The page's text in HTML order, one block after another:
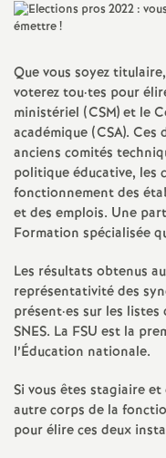
Que vous soyez
voterez tou·tes pour
ministériel (CSM) et le
académique (CSA). Ces
anciens comités
politique éducative, les
fonctionnement des
et des emplois. Une
Formation spécialisée
Les résultats obtenus au
représentativité des
présent·es sur les listes
SNES. La FSU est la
l’Éducation nationale.
Si vous êtes stagiaire et
autre corps de la
pour élire ces deux